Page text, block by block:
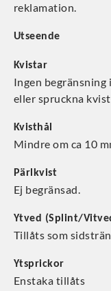
reklamation.
Utseende
Kvistar
Ingen
eller spruckna
Kvisthål
Mindre om ca 10
Pärlkvist
Ej begränsad.
Ytved (Splint/
Tillåts som
Ytsprickor
Enstaka tillåts